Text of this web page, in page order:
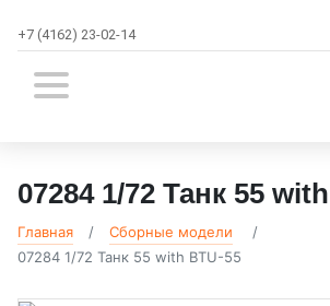
+7 (4162) 23-02-14
07284 1/72 Танк 55
Главная
Сборные модели
07284 1/72 Танк 55 with BTU-55